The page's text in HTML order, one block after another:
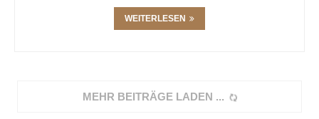
WEITERLESEN
MEHR BEITRÄGE LADEN